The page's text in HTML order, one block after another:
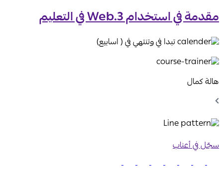
مقدمة في استخدام Web.3 في التعليم
تبدا في وتنتهي في ( اسابيع)
هالة كمال
Chevron
Icon
سجّل في أعناب